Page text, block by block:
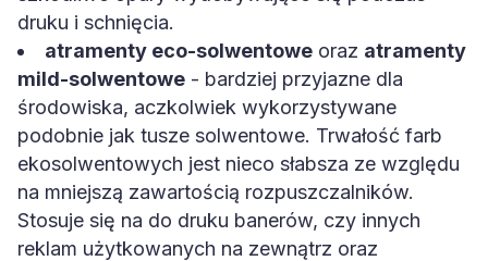
druku i schnięcia.
atramenty eco-solwentowe oraz atramenty
mild-solwentowe - bardziej przyjazne dla
środowiska, aczkolwiek wykorzystywane
podobnie jak tusze solwentowe. Trwałość farb
ekosolwentowych jest nieco słabsza ze względu
na mniejszą zawartością rozpuszczalników.
Stosuje się na do druku banerów, czy innych
reklam użytkowanych na zewnątrz oraz